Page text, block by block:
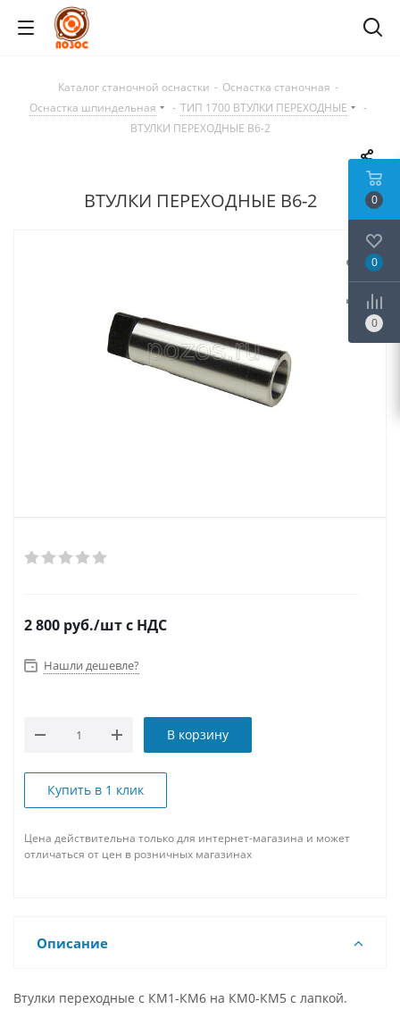
Каталог станочной оснастки - Оснастка станочная -
Оснастка шпиндельная
- ТИП 1700 ВТУЛКИ ПЕРЕХОДНЫЕ
-
ВТУЛКИ ПЕРЕХОДНЫЕ B6-2
ВТУЛКИ ПЕРЕХОДНЫЕ B6-2
2 800 руб./штс НДС
Нашли дешевле?
В корзину
Купить в 1 клик
Цена действительна только для интернет-магазина и может
отличаться от цен в розничных магазинах
Описание
Втулки переходные с КМ1-КМ6 на КМ0-КМ5 с лапкой.
0
0
0